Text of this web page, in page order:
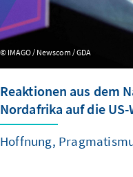
IMAGO / Newscom / GDA
Reaktionen aus dem
Nordafrika auf die US-
Hoffnung,